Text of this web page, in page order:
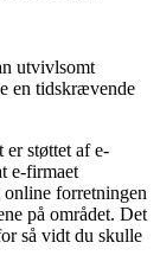
utvivlsomt
en tidskrævende
er støttet af e-
e-firmaet
forretningen
på området. Det
så vidt du skulle